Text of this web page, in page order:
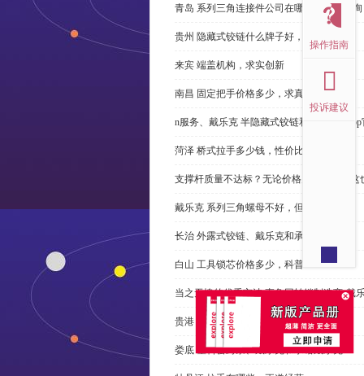
青岛 系列三角连接件公司在哪里，免费咨询
贵州 隐藏式铰链什么牌子好，恭请来电
来宾 端盖机构，求实创新
南昌 固定把手价格多少，求真务实
n服务、戴乐克 半隐藏式铰链和米乐体育
菏泽 桥式拉手多少钱，性价比高
支撑杆质量不达标？无论价格多么便宜，这
戴乐克 系列三角螺母不好，但更好
长治 外露式铰链、戴乐克和承诺戴乐克
白山 工具锁芯价格多少，科普
当之无愧的优秀宁波 直角回转锁制造商-戴
贵港 端盖制造商以其戴乐克下单
娄底 塑料密封条、戴乐克和承诺戴乐克
操作指南
投诉建议